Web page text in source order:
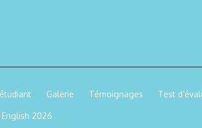
Galerie Témoignages Test
2026